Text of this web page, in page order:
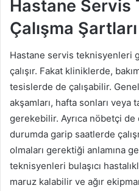
Hastane Servis
Çalışma
Hastane servis teknisyenleri
çalışır. Fakat kliniklerde,
tesislerde de çalışabilir.
akşamları, hafta sonları veya
gerekebilir. Ayrıca nöbetçi
durumda garip saatlerde
olmaları gerektiği anlamına
teknisyenleri bulaşıcı
maruz kalabilir ve ağır